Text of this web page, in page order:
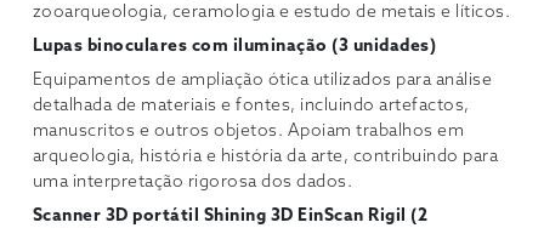
zooarqueologia, ceramologia e estudo de metais e líticos.
Lupas binoculares com iluminação (3 unidades)
Equipamentos de ampliação ótica utilizados para análise
detalhada de materiais e fontes, incluindo artefactos,
manuscritos e outros objetos. Apoiam trabalhos em
arqueologia, história e história da arte, contribuindo para
uma interpretação rigorosa dos dados.
Scanner 3D portátil Shining 3D EinScan Rigil (2